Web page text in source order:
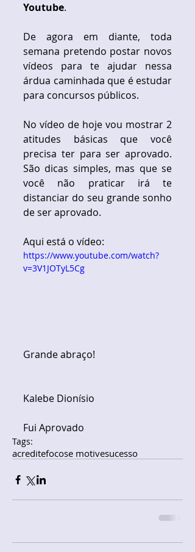
Youtube.
De agora em diante, toda
semana pretendo postar novos
vídeos para te ajudar nessa
árdua caminhada que é estudar
para concursos públicos.
No vídeo de hoje vou mostrar 2
atitudes básicas que você
precisa ter para ser aprovado.
São dicas simples, mas que se
você não praticar irá te
distanciar do seu grande sonho
de ser aprovado.
Aqui está o vídeo:
https://www.youtube.com/watch?
v=3V1JOTyL5Cg
Grande abraço!
Kalebe Dionísio
Fui Aprovado
Tags:
acreditefocose motivesucesso